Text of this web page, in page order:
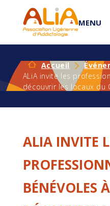
MENU
Accueil
ALiA invite les
découvrir les locaux du
ALIA INVITE
BÉNÉVOLES